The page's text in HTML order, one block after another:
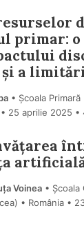
primar: o
a
• Școala Primară
25 aprilie 2025 •
Voinea• Școala
• România